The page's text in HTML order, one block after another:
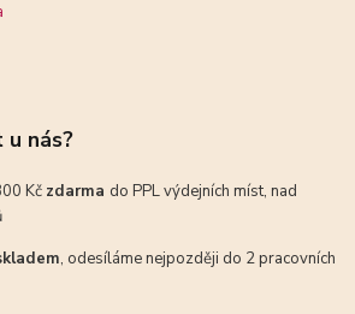
u nás?
Kč zdarma do PPL výdejních míst, nad
, odesíláme nejpozději do 2 pracovních